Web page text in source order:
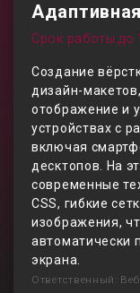
Срок работы до
Создание
дизайн-
отображение и
устройствах с
включая
десктопов. На
современные
CSS, гибкие
изображения,
автоматически
экрана.
Ответственный: